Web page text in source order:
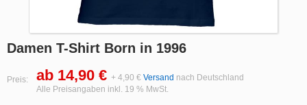
Damen T-Shirt Born in 1996
Preis: ab 14,90 € + 4,90 € Versand nach Deutschland
Alle Preisangaben inkl. 19 % MwSt.